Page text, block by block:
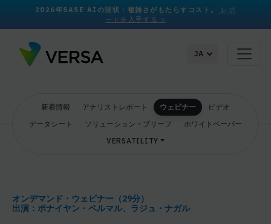
2026年SASE AIの現状：複雑さがもたらすコスト。
レポ
ートを入手する >
JA
新着情報 アナリストレポート ウェビナー
ビデオ
データシート
ソリューション・ブリーフ
ホワイトペーパー
VERSATILITY
オンデマンド・ウェビナー（29分）
出演：ポナイヤン・ペルマル、ラジュ・ナガル